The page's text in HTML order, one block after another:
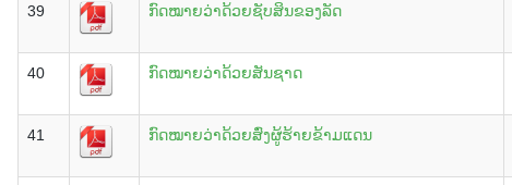
39 ກົດໝາຍວ່າດ້ວຍຊັບສິນຂອງລັດ
40 ກົດໝາຍວ່າດ້ວຍສັນຊາດ
41 ກົດໝາຍວ່າດ້ວຍສົ່ງຜູ້ຮ້າຍຂ້າມແດນ